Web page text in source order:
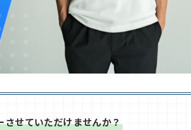
させていただけませんか？